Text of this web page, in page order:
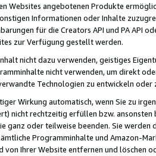
Websites angebotenen Produkte
Informationen oder Inhalte
für die Creators API und PA API
zur Verfügung gestellt werden.
nicht dazu verwenden, geistiges
nicht verwenden, um direkt
Technologien zu entwickeln
Wirkung automatisch, wenn Sie zu
nicht rechtzeitig erfüllen bzw. ansonsten
ganz oder teilweise beenden. Sie werden
Programminhalte und Amazon-
von Ihrer Website entfernen und löschen